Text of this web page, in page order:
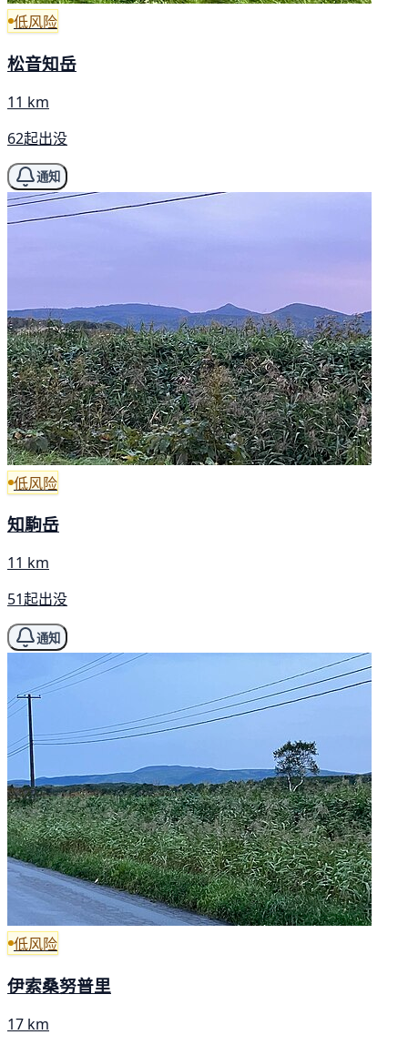
低风险
松音知岳
11 km
62起出没
通知
低风险
知駒岳
11 km
51起出没
通知
低风险
伊索桑努普里
17 km